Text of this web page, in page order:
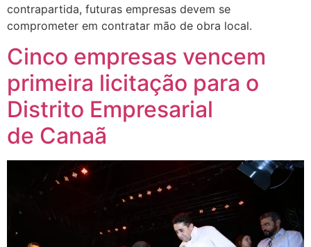
contrapartida, futuras empresas devem se
comprometer em contratar mão de obra local.
Cinco empresas vencem
primeira licitação para o
Distrito Empresarial
de Canaã